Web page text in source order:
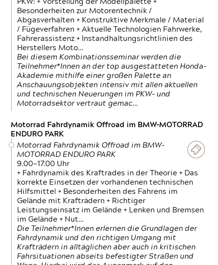
PKW: + Vorstellung der Modellpalette +
Besonderheiten zur Motorentechnik /
Abgasverhalten + Konstruktive Merkmale / Material
/ Fügeverfahren + Aktuelle Technologien Fahrwerke,
Fahrerassistenz + Instandhaltungsrichtlinien des
Herstellers Moto…
Bei diesem Kombinationsseminar werden die
Teilnehmer*Innen an der top ausgestatteten Honda-
Akademie mithilfe einer großen Palette an
Anschauungsobjekten intensiv mit allen aktuellen
und technischen Neuerungen im PKW- und
Motorradsektor vertraut gemac…
Motorrad Fahrdynamik Offroad im BMW-MOTORRAD
ENDURO PARK
Motorrad Fahrdynamik Offroad im BMW-
MOTORRAD ENDURO PARK
9.00—17.00 Uhr
+ Fahrdynamik des Kraftrades in der Theorie + Das
korrekte Einsetzen der vorhandenen technischen
Hilfsmittel + Besonderheiten des Fahrens im
Gelände mit Krafträdern + Richtiger
Leistungseinsatz im Gelände + Lenken und Bremsen
im Gelände + Nut…
Die Teilnehmer*Innen erlernen die Grundlagen der
Fahrdynamik und den richtigen Umgang mit
Krafträdern in alltäglichen aber auch in kritischen
Fahrsituationen abseits befestigter Straßen und